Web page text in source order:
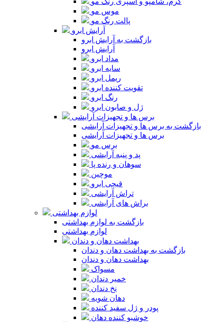
موس مو
پالت رنگ مو
آرایش ابرو
بازگشت به آرایش ابرو
آرایش ابرو
مداد ابرو
سایه ابرو
ریمل ابرو
تقویت کننده ابرو
رنگ ابرو
ژل و صابون ابرو
برس ها و تجهیزات آرایشی
بازگشت به برس ها و تجهیزات آرایشی
برس ها و تجهیزات آرایشی
برس مو
پد و پنبه آرایشی
سوهان و رنده پا
موچین
قیچی ابرو
تراش آرایشی
براش های آرایشی
لوازم بهداشتی
بازگشت به لوازم بهداشتی
لوازم بهداشتی
بهداشت دهان و دندان
بازگشت به بهداشت دهان و دندان
بهداشت دهان و دندان
مسواک
خمیر دندان
نخ دندان
دهان شویه
پودر و ژل سفید کننده
خوشبو کننده دهان